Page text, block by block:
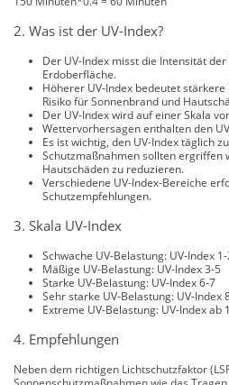
2. Was ist der UV-Index?
Der UV-Index misst die Intensität
Erdoberfläche.
Höherer UV-Index bedeutet
Risiko für Sonnenbrand und
Der UV-Index wird auf einer Skala
Wettervorhersagen enthalten den
Es ist wichtig, den UV-Index täglich
Schutzmaßnahmen sollten ergriffen
Hautschäden zu reduzieren.
Verschiedene UV-Index-Bereiche
Schutzempfehlungen.
3. Skala UV-Index
Schwache UV-Belastung: UV-Index
Mäßige UV-Belastung: UV-Index 3-5
Starke UV-Belastung: UV-Index 6-7
Sehr starke UV-Belastung: UV-Index
Extreme UV-Belastung: UV-Index ab
4. Empfehlungen
Neben dem richtigen Lichtschutzfaktor